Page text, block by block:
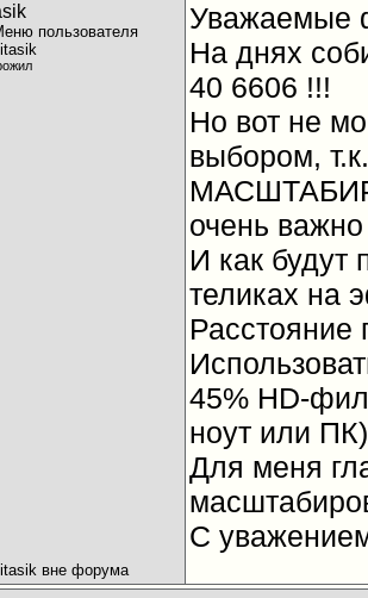
Уважаемые
На днях
40 6606 !!!
Но вот не
выбором,
очень
И как будут
теликах на
Расстояние
45% HD-
ноут или ПК)
Для меня
С